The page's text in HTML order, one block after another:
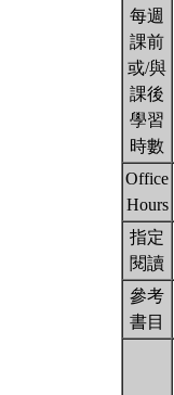
每週
課前
或/與
課後
學習
時數
Office
Hours
指定
閱讀
參考
書目